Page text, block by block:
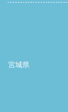
宮城県